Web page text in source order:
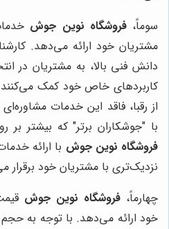
سوماً،فروشگاه نوین جوش
مشتریان خود ارائه می‌دهد.
دانش فنی بالا، به مشتریان در
کاربردهای خاص خود کمک
از رقبا، فاقد این خدمات
با "جوشکاران برتر" که بیشتر بر
فروشگاه نوین جوش با ارائه
نزدیک‌تری با مشتریان خود برقرار
چهارماً،فروشگاه نوین جوش
خود ارائه می‌دهد. با توجه به